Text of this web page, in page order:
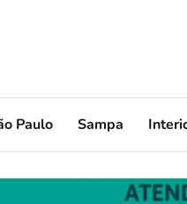
Paulo Sampa